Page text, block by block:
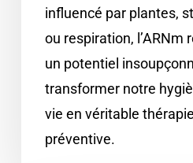
influencé par plantes,
ou respiration, l’ARNm
un potentiel
transformer notre
vie en véritable thérapie
préventive.